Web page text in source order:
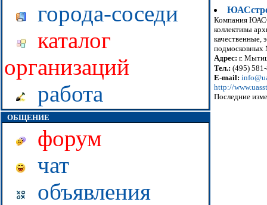
города-соседи
каталог
организаций
работа
ОБЩЕНИЕ
форум
чат
объявления
Компания
коллективы
качественные,
Адрес: г.
Тел.: (495)
E-mail:
http://
Последние